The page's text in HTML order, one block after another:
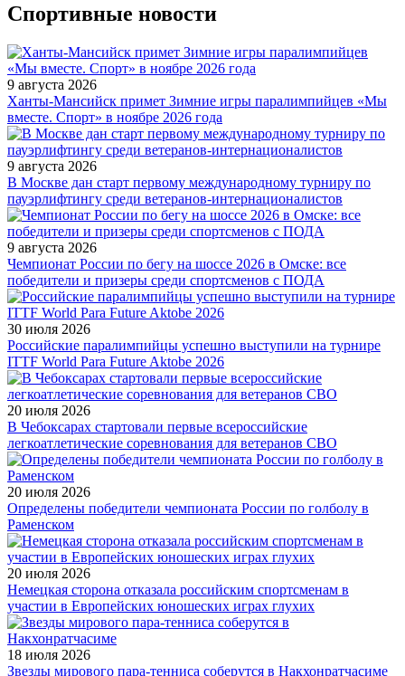
Спортивные новости
9 августа 2026
Ханты-Мансийск примет Зимние игры паралимпийцев «Мы
вместе. Спорт» в ноябре 2026 года
9 августа 2026
В Москве дан старт первому международному турниру по
пауэрлифтингу среди ветеранов-интернационалистов
9 августа 2026
Чемпионат России по бегу на шоссе 2026 в Омске: все
победители и призеры среди спортсменов с ПОДА
30 июля 2026
Российские паралимпийцы успешно выступили на турнире
ITTF World Para Future Aktobe 2026
20 июля 2026
В Чебоксарах стартовали первые всероссийские
легкоатлетические соревнования для ветеранов СВО
20 июля 2026
Определены победители чемпионата России по голболу в
Раменском
20 июля 2026
Немецкая сторона отказала российским спортсменам в
участии в Европейских юношеских играх глухих
18 июля 2026
Звезды мирового пара-тенниса соберутся в Накхонратчасиме